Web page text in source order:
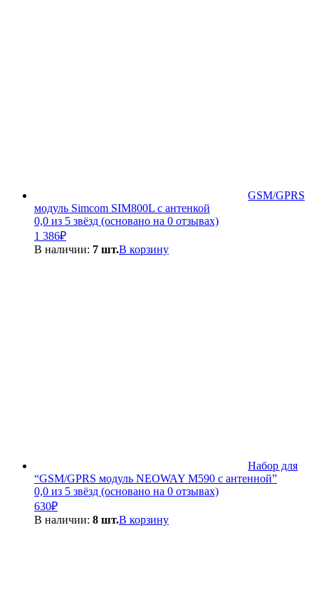
GSM/GPRS
модуль Simcom SIM800L с антенкой
0,0 из 5 звёзд (основано на 0 отзывах)
1 386₽
В наличии: 7 шт.В корзину
Набор для
“GSM/GPRS модуль NEOWAY M590 с антенной”
0,0 из 5 звёзд (основано на 0 отзывах)
630₽
В наличии: 8 шт.В корзину